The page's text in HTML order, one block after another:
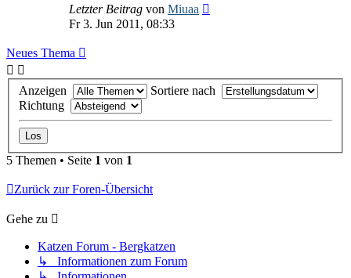
Letzter Beitrag von Miuaa
Fr 3. Jun 2011, 08:33
Neues Thema
Anzeigen
Sortiere nach
Richtung
5 Themen • Seite 1 von 1
Zurück zur Foren-Übersicht
Gehe zu
Katzen Forum - Bergkatzen
↳ Informationen zum Forum